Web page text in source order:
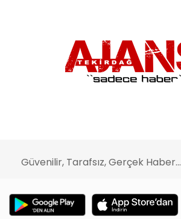
Güvenilir, Tarafsız, Gerçek Haber...